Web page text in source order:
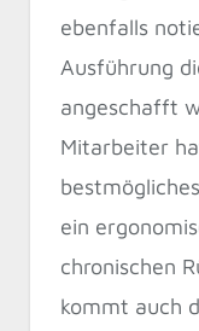
ebenfalls
Ausführung
angeschafft
Mitarbeiter
ein
chronischen
kommt auch